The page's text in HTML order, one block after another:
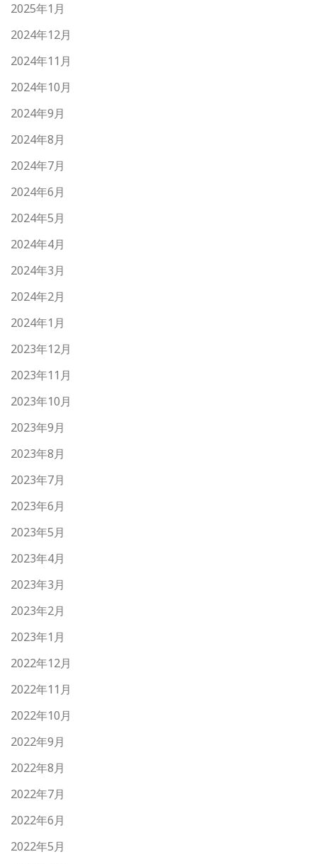
2025年1月
2024年12月
2024年11月
2024年10月
2024年9月
2024年8月
2024年7月
2024年6月
2024年5月
2024年4月
2024年3月
2024年2月
2024年1月
2023年12月
2023年11月
2023年10月
2023年9月
2023年8月
2023年7月
2023年6月
2023年5月
2023年4月
2023年3月
2023年2月
2023年1月
2022年12月
2022年11月
2022年10月
2022年9月
2022年8月
2022年7月
2022年6月
2022年5月